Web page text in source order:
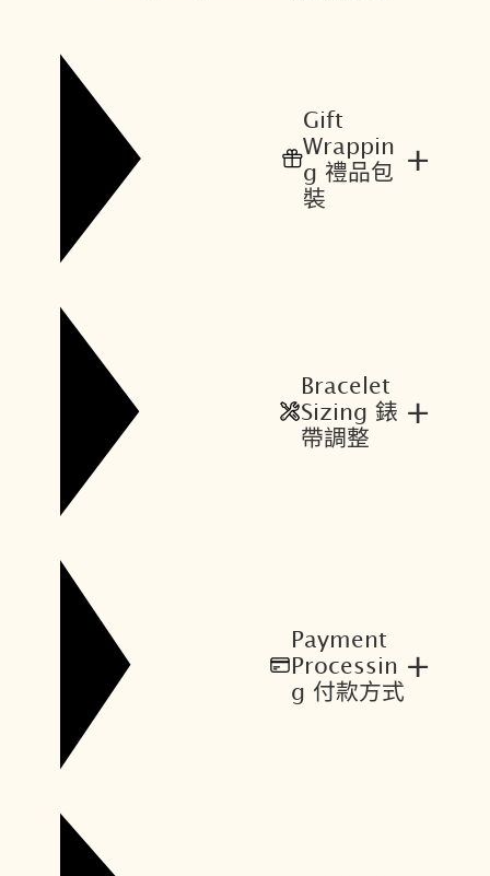
Gift
Wrappin
g 禮品包
裝
+
Bracelet
Sizing 錶
帶調整
+
Payment
Processin
g 付款方式
+